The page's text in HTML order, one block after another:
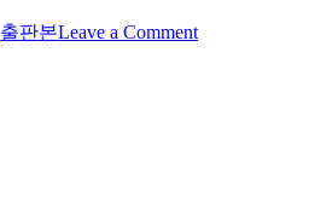
출판본Leave a Commenton